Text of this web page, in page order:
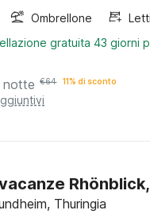
Ombrellone
gratuita 43 giorni
notte €64 11% di sconto
Thuringia